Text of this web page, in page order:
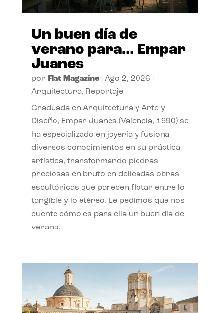
Un buen día de
verano para… Empar
Juanes
por Flat Magazine| Ago 2, 2026
Arquitectura, Reportaje
Graduada en Arquitectura y Arte y
Diseño, Empar Juanes (Valencia, 1990) se
ha especializado en joyería y fusiona
diversos conocimientos en su práctica
artística, transformando piedras
preciosas en bruto en delicadas obras
escultóricas que parecen flotar entre lo
tangible y lo etéreo. Le pedimos que nos
cuente cómo es para ella un buen día de
verano.